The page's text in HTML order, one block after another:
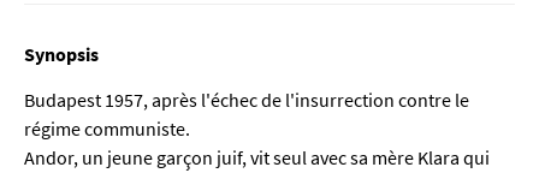
Synopsis
Budapest 1957, après l'échec de l'insurrection contre le
régime communiste.
Andor, un jeune garçon juif, vit seul avec sa mère Klara qui